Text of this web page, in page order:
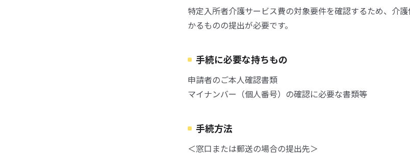
特定入所者介護サービス費の対象要件を確認するため、介
かるものの提出が必要です。
手続に必要な持ちもの
申請者のご本人確認書類
マイナンバー（個人番号）の確認に必要な書類等
手続方法
＜窓口または郵送の場合の提出先＞